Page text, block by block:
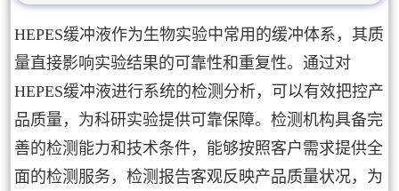
HEPES缓冲液作为生物实验中常用的缓冲体系，其质
量直接影响实验结果的可靠性和重复性。通过对
HEPES缓冲液进行系统的检测分析，可以有效把控产
品质量，为科研实验提供可靠保障。检测机构具备完
善的检测能力和技术条件，能够按照客户需求提供全
面的检测服务，检测报告客观反映产品质量状况，为